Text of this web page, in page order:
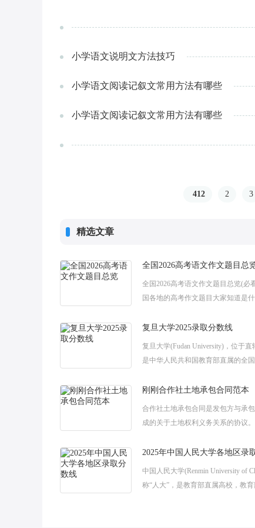
小学语文说明文方法技巧
小学语文阅读记叙文常用方法有哪些
小学语文阅读记叙文常用方法有哪些
412 2 3
精选文章
全国2026高考语文作文题目总
全国2026高考语文作文题目总览(必
国各地的高考作文题目大家知道是
识底蕴和较强的写作功底。下
复旦大学2025录取分数线
复旦大学(Fudan University)，位于直
是中华人民共和国教育部直属的全
复旦大学的高考录取分
刚刚合作社土地承包合同范本
合作社土地承包合同是发包方与承
成的关于土地权利义务关系的协议
土地承包合同协议模板，仅供参考
2025年中国人民大学各地区录
中国人民大学(Renmin University of
称“人大”，是教育部直属高校，教